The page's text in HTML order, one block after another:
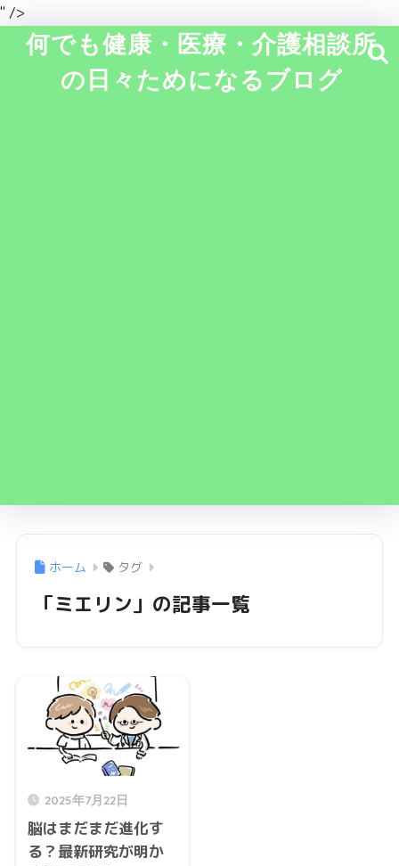
" />
何でも健康・医療・介護相談所
の日々ためになるブログ
ホーム タグ
「ミエリン」の記事一覧
2025年7月22日
脳はまだまだ進化す
る？最新研究が明か